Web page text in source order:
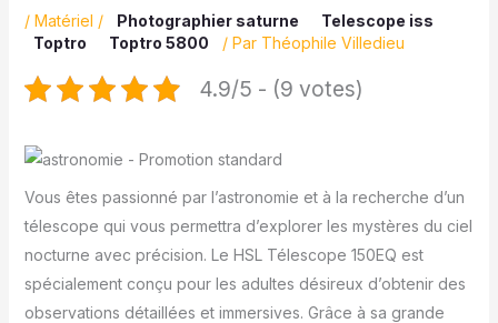
/ Matériel / Photographier saturne
Telescope iss
Toptro
Toptro 5800 / Par Théophile Villedieu
4.9/5 - (9 votes)
Vous êtes passionné par l’astronomie et à la recherche d’un
télescope qui vous permettra d’explorer les mystères du ciel
nocturne avec précision. Le HSL Télescope 150EQ est
spécialement conçu pour les adultes désireux d’obtenir des
observations détaillées et immersives. Grâce à sa grande